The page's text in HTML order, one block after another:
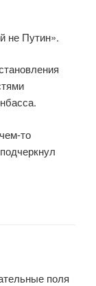
не Путин».
то
поля